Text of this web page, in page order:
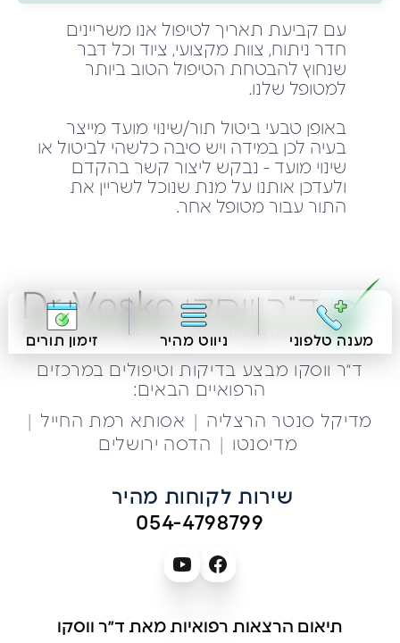
עם קביעת תאריך לטיפול אנו משריינים
חדר ניתוח, צוות מקצועי, ציוד וכל דבר
שנחוץ להבטחת הטיפול הטוב ביותר
למטופל שלנו.
באופן טבעי ביטול תור/שינוי מועד מייצר
בעיה לכן במידה ויש סיבה כלשהי לביטול או
שינוי מועד - נבקש ליצור קשר בהקדם
ולעדכן אותנו על מנת שנוכל לשריין את
התור עבור מטופל אחר.
מענה טלפוני ניווט מהיר זימון תורים
ד״ר ווסקו מבצע בדיקות וטיפולים במרכזים
הרפואיים הבאים:
מדיקל סנטר הרצליה
| אסותא רמת החייל |
מדיסנטו | הדסה ירושלים
שירות לקוחות מהיר
054-4798799
תיאום הרצאות רפואיות מאת ד״ר ווסקו